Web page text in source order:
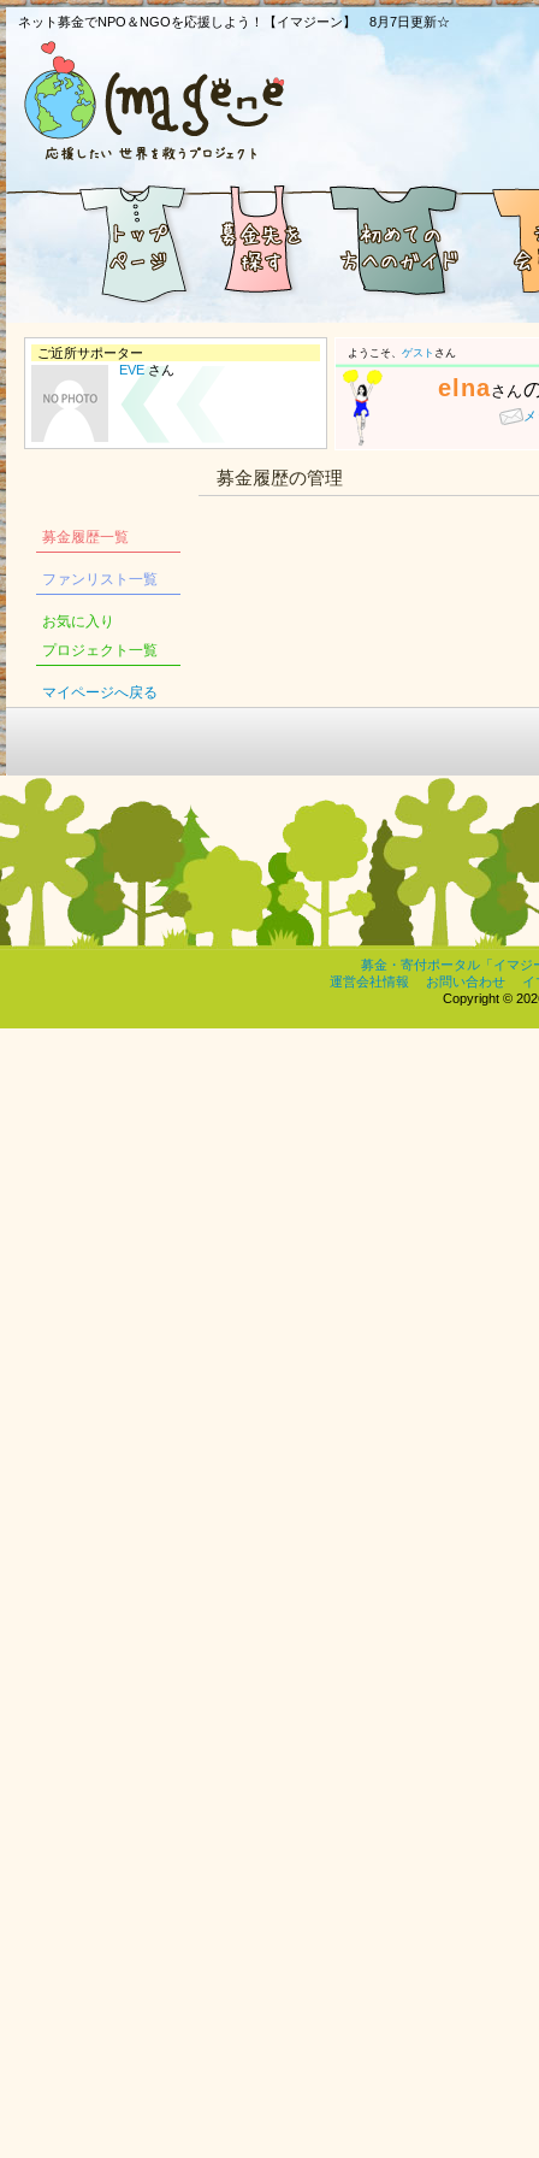
ネット募金でNPO＆NGOを応援しよう！【イマジーン】 8月7日更新☆
ご近所サポーター
EVEさん
ようこそ、 ゲスト さん
elnaさん
募金履歴一覧
ファンリスト一覧
お気に入り
プロジェクト一覧
マイページへ戻る
募金履歴の管理
募金・寄付ポータル「イマジ
運営会社情報
お問い合わせ
イ
Copyright ©